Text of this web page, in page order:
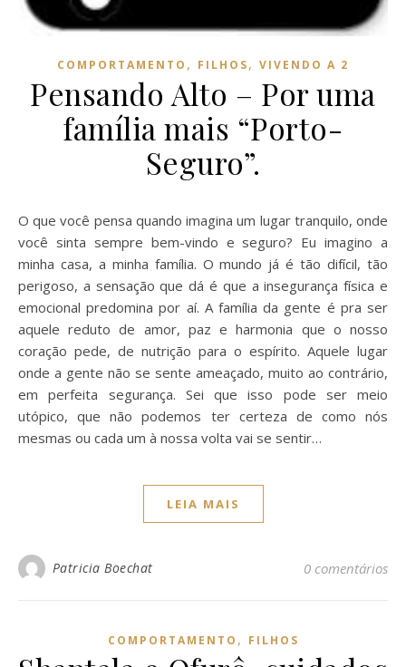
COMPORTAMENTO , FILHOS, VIVENDO A 2
Pensando Alto – Por uma
família mais “Porto-
Seguro”.
O que você pensa quando imagina um lugar tranquilo, onde
você sinta sempre bem-vindo e seguro? Eu imagino a
minha casa, a minha família. O mundo já é tão difícil, tão
perigoso, a sensação que dá é que a insegurança física e
emocional predomina por aí. A família da gente é pra ser
aquele reduto de amor, paz e harmonia que o nosso
coração pede, de nutrição para o espírito. Aquele lugar
onde a gente não se sente ameaçado, muito ao contrário,
em perfeita segurança. Sei que isso pode ser meio
utópico, que não podemos ter certeza de como nós
mesmas ou cada um à nossa volta vai se sentir…
LEIA MAIS
Patricia Boechat 0 comentários
COMPORTAMENTO , FILHOS